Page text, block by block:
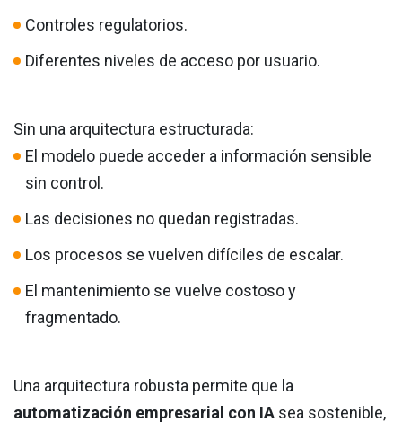
Controles regulatorios.
Diferentes niveles de acceso por usuario.
Sin una arquitectura estructurada:
El modelo puede acceder a información sensible
sin control.
Las decisiones no quedan registradas.
Los procesos se vuelven difíciles de escalar.
El mantenimiento se vuelve costoso y
fragmentado.
Una arquitectura robusta permite que la
automatización empresarial con IA sea sostenible,